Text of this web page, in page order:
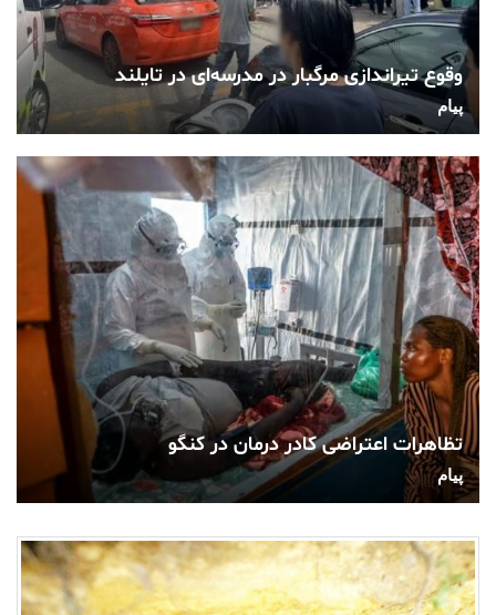
وقوع تیراندازی مرگبار در مدرسه‌ای در تایلند
پیام
تظاهرات اعتراضی کادر درمان در کنگو
پیام